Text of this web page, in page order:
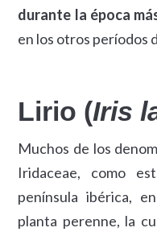
durante la época
en los otros períodos
Lirio (Iris
Muchos de los
Iridaceae, como
península ibérica,
planta perenne, la